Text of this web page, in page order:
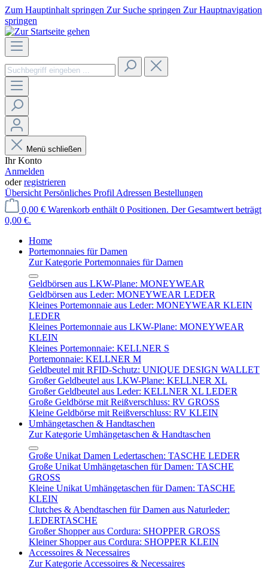
Zum Hauptinhalt springen Zur Suche springen Zur Hauptnavigation
springen
Menü schließen
Ihr Konto
Anmelden
oderregistrieren
Übersicht Persönliches Profil Adressen Bestellungen
0,00 € Warenkorb enthält 0 Positionen. Der Gesamtwert beträgt
0,00 €.
Home
Portemonnaies für Damen
Zur Kategorie Portemonnaies für Damen
Geldbörsen aus LKW-Plane: MONEYWEAR
Geldbörsen aus Leder: MONEYWEAR LEDER
Kleines Portemonnaie aus Leder: MONEYWEAR KLEIN
LEDER
Kleines Portemonnaie aus LKW-Plane: MONEYWEAR
KLEIN
Kleines Portemonnaie: KELLNER S
Portemonnaie: KELLNER M
Geldbeutel mit RFID-Schutz: UNIQUE DESIGN WALLET
Großer Geldbeutel aus LKW-Plane: KELLNER XL
Großer Geldbeutel aus Leder: KELLNER XL LEDER
Große Geldbörse mit Reißverschluss: RV GROSS
Kleine Geldbörse mit Reißverschluss: RV KLEIN
Umhängetaschen & Handtaschen
Zur Kategorie Umhängetaschen & Handtaschen
Große Unikat Damen Ledertaschen: TASCHE LEDER
Große Unikat Umhängetaschen für Damen: TASCHE
GROSS
Kleine Unikat Umhängetaschen für Damen: TASCHE
KLEIN
Clutches & Abendtaschen für Damen aus Naturleder:
LEDERTASCHE
Großer Shopper aus Cordura: SHOPPER GROSS
Kleiner Shopper aus Cordura: SHOPPER KLEIN
Accessoires & Necessaires
Zur Kategorie Accessoires & Necessaires